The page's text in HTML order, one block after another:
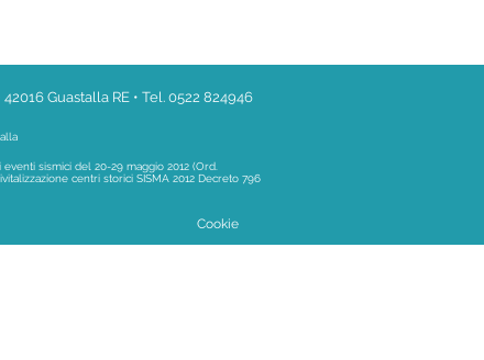
42016 Guastalla RE • Tel. 0522 824946
sismici del 20-29 maggio 2012 (Ord.
centri storici SISMA 2012 Decreto 796
Cookie